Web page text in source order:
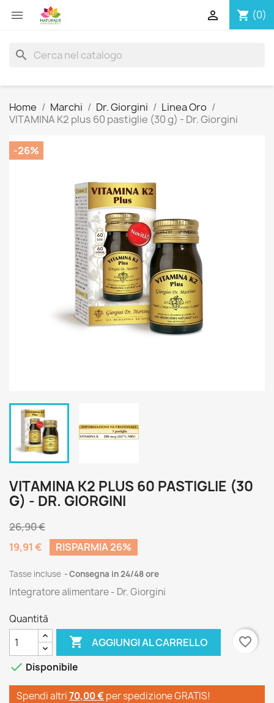
 shopping_cart (0)

search
Home Marchi Dr. Giorgini
Linea Oro
VITAMINA K2 plus 60 pastiglie (30 g) - Dr. Giorgini
-26%
VITAMINA K2 PLUS 60 PASTIGLIE (30
G) - DR. GIORGINI
26,90 €
19,91 €
RISPARMIA 26%
Tasse incluse Consegna in 24/48 ore
Integratore alimentare - Dr. Giorgini
Quantità
 AGGIUNGI AL CARRELLO
favorite_border
 Disponibile
Spendi altri70,00 € per spedizione GRATIS!